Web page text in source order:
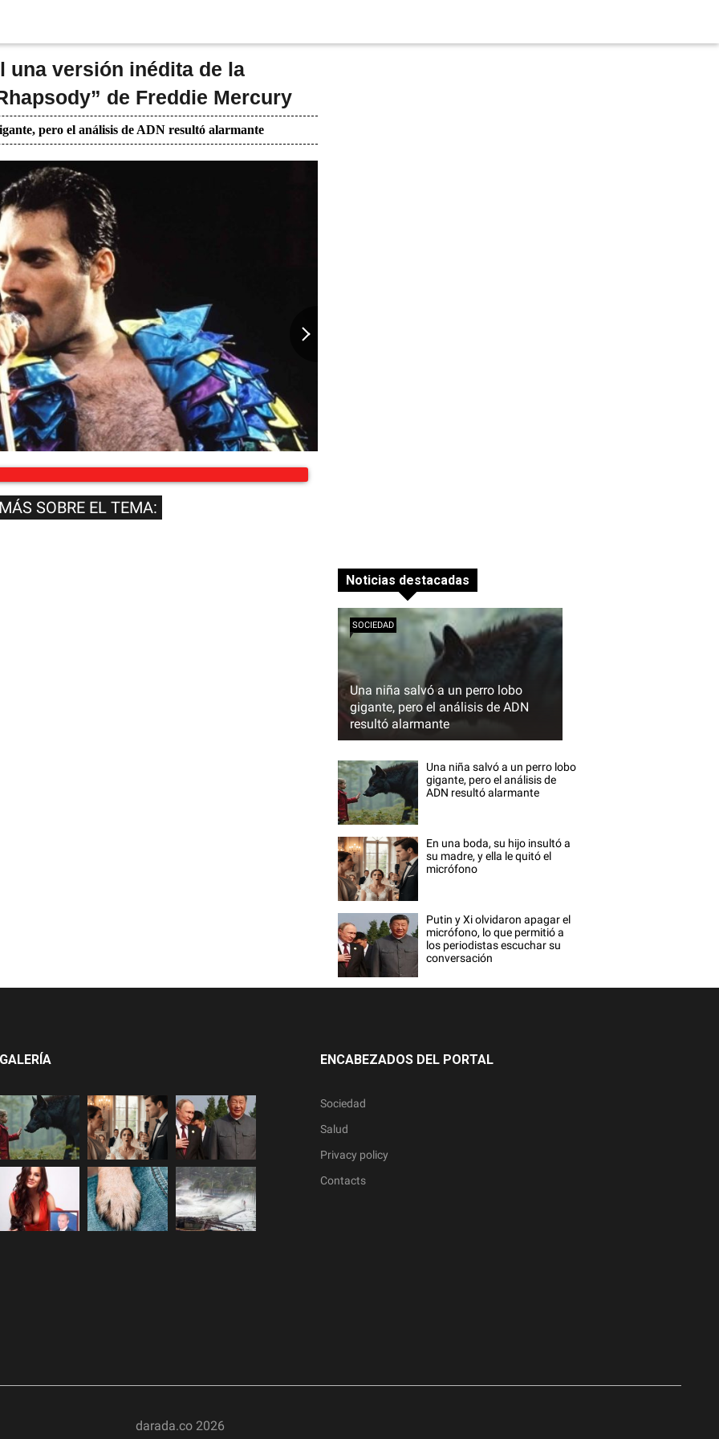
una versión inédita de la
de Freddie Mercury
pero el análisis de ADN resultó alarmante
SOBRE EL TEMA:
Noticias destacadas
Una niña salvó a un perro lobo
gigante, pero el análisis de ADN
resultó alarmante
SOCIEDAD
Una niña salvó a un perro lobo
gigante, pero el análisis de
ADN resultó alarmante
En una boda, su hijo insultó a
su madre, y ella le quitó el
micrófono
Putin y Xi olvidaron apagar el
micrófono, lo que permitió a
los periodistas escuchar su
conversación
GALERÍA ENCABEZADOS DEL PORTAL
Sociedad
Salud
Privacy policy
Contacts
darada.co 2026